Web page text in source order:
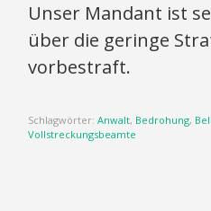
Unser Mandant ist
über die geringe
vorbestraft.
Schlagwörter: Anwalt, Bedrohung,
Vollstreckungsbeamte